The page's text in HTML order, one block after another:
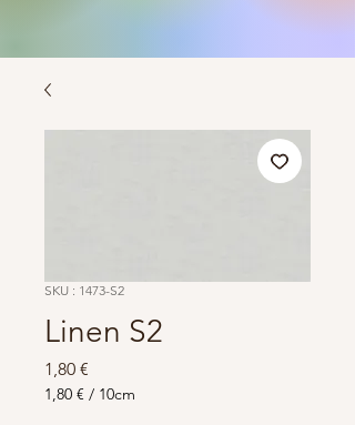
SKU : 1473-S2
Linen S2
1,80 €
1,80 € / 10cm